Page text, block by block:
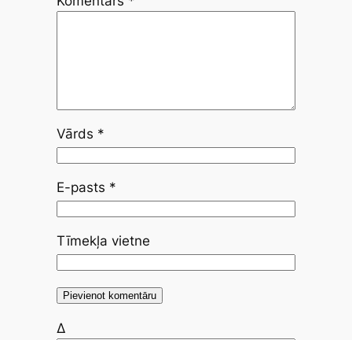
Vārds *
E-pasts *
Tīmekļa vietne
Δ